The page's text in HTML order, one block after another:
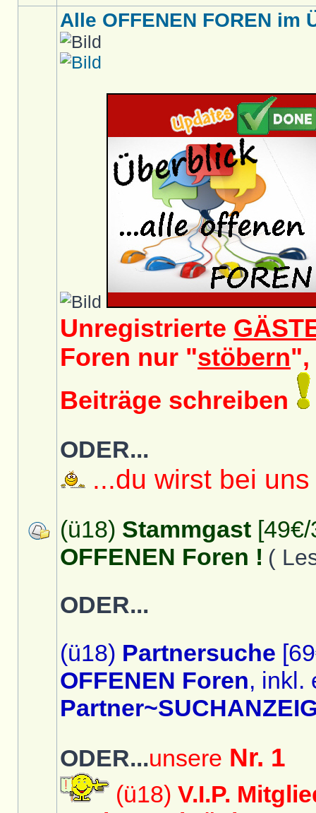
Alle OFFENEN FOREN im
Unregistrierte
Foren nur "stöbern",
Beiträge schreiben
ODER...
...du wirst bei
(ü18) Stammgast
OFFENEN Foren ! (
ODER...
(ü18) Partnersuche
OFFENEN Foren, inkl.
ODER...unsere Nr. 1
(ü18) V.I.P.